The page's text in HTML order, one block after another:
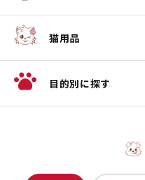
猫用品
目的別に探す